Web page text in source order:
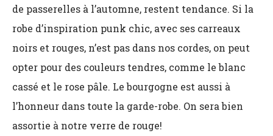
de passerelles à l’automne, restent tendance. Si la
robe d’inspiration punk chic, avec ses carreaux
noirs et rouges, n’est pas dans nos cordes, on peut
opter pour des couleurs tendres, comme le blanc
cassé et le rose pâle. Le bourgogne est aussi à
l’honneur dans toute la garde-robe. On sera bien
assortie à notre verre de rouge!